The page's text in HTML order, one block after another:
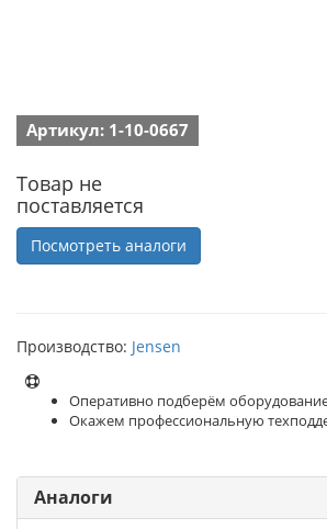
Артикул: 1-10-0667
Товар не
поставляется
Посмотреть аналоги
Производство: Jensen
Оперативно подберём
Окажем профессиональную
Аналоги